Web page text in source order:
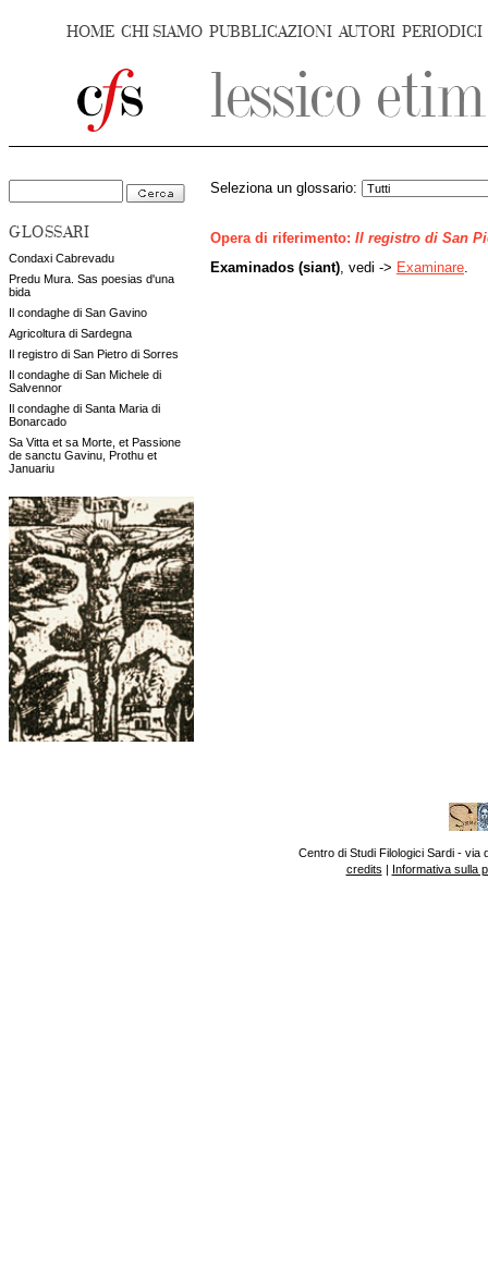
HOME CHI SIAMO PUBBLICAZIONI AUTORI PERIODICI
GLOSSARI
Condaxi Cabrevadu
Predu Mura. Sas poesias d'una
bida
Il condaghe di San Gavino
Agricoltura di Sardegna
Il registro di San Pietro di Sorres
Il condaghe di San Michele di
Salvennor
Il condaghe di Santa Maria di
Bonarcado
Sa Vitta et sa Morte, et Passione
de sanctu Gavinu, Prothu et
Januariu
Seleziona un glossario:
Opera di riferimento: Il registro di San
Examinados (siant) , vedi -> Examinare
Centro di Studi Filologici Sardi - via
credits | Informativa sulla